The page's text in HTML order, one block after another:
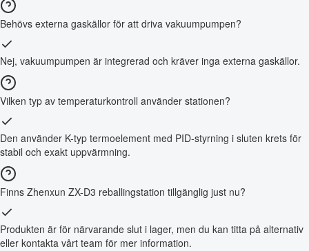
Behövs externa gaskällor för att driva vakuumpumpen?
Nej, vakuumpumpen är integrerad och kräver inga externa gaskällor.
Vilken typ av temperaturkontroll använder stationen?
Den använder K-typ termoelement med PID-styrning i sluten krets för
stabil och exakt uppvärmning.
Finns Zhenxun ZX-D3 reballingstation tillgänglig just nu?
Produkten är för närvarande slut i lager, men du kan titta på alternativ
eller kontakta vårt team för mer information.